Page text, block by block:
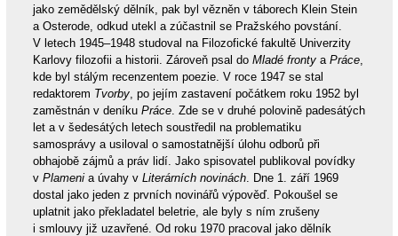
jako zemědělský dělník, pak byl vězněn v táborech Klein Stein
a Osterode, odkud utekl a zúčastnil se Pražského povstání.
V letech 1945–1948 studoval na Filozofické fakultě Univerzity
Karlovy filozofii a historii. Zároveň psal do Mladé frontya Práce,
kde byl stálým recenzentem poezie. V roce 1947 se stal
redaktorem Tvorby, po jejím zastavení počátkem roku 1952 byl
zaměstnán v deníku Práce. Zde se v druhé polovině padesátých
let a v šedesátých letech soustředil na problematiku
samosprávy a usiloval o samostatnější úlohu odborů při
obhajobě zájmů a práv lidí. Jako spisovatel publikoval povídky
v Plamenia úvahy v Literárních novinách. Dne 1. září 1969
dostal jako jeden z prvních novinářů výpověď. Pokoušel se
uplatnit jako překladatel beletrie, ale byly s ním zrušeny
i smlouvy již uzavřené. Od roku 1970 pracoval jako dělník